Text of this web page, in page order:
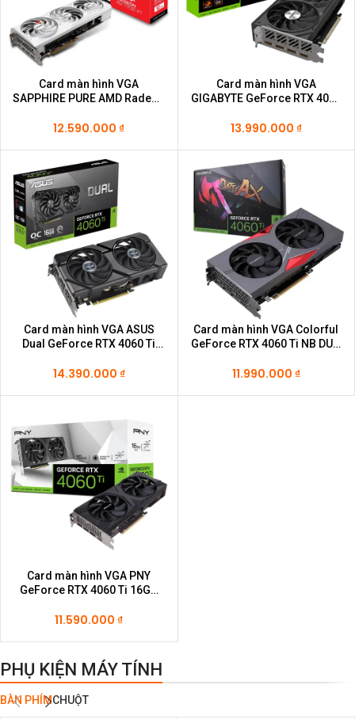
Card màn hình VGA
SAPPHIRE PURE AMD Radeon
12.590.000₫
Card màn hình VGA
GIGABYTE GeForce RTX 4060
N406TWF2OC-16GD)
13.990.000 ₫
Card màn hình VGA ASUS
Dual GeForce RTX 4060 Ti
14.390.000 ₫
Card màn hình VGA Colorful
GeForce RTX 4060 Ti NB DUO
11.990.000 ₫
Card màn hình VGA PNY
GeForce RTX 4060 Ti 16GB
11.590.000₫
PHỤ KIỆN MÁY TÍNH
BÀN PHÍMCHUỘT